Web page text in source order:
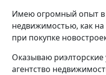
Имею огромный опыт в
недвижимостью, как
при покупке
Оказываю риэлторские
агентство